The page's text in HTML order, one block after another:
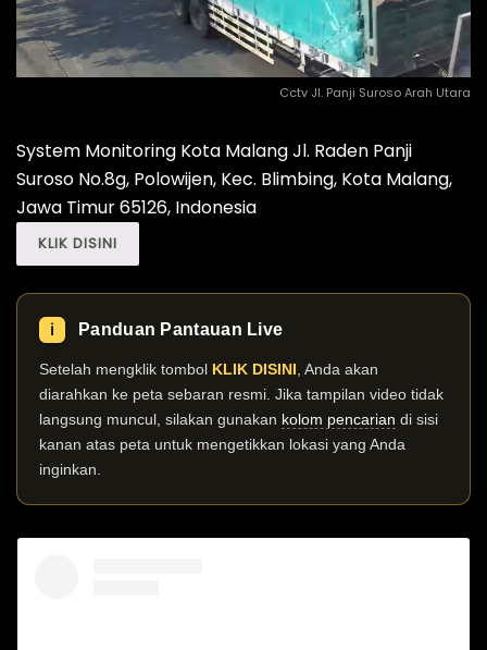
Cctv Jl. Panji Suroso Arah Utara
System Monitoring Kota Malang Jl. Raden Panji
Suroso No.8g, Polowijen, Kec. Blimbing, Kota Malang,
Jawa Timur 65126, Indonesia
KLIK DISINI
ℹ️ Panduan Pantauan Live
Setelah mengklik tombol KLIK DISINI , Anda akan
diarahkan ke peta sebaran resmi. Jika tampilan video tidak
langsung muncul, silakan gunakan kolom pencarian di sisi
kanan atas peta untuk mengetikkan lokasi yang Anda
inginkan.